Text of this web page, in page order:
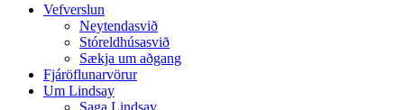
Vefverslun
Neytendasvið
Stóreldhúsasvið
Sækja um aðgang
Fjáröflunarvörur
Um Lindsay
Saga Lindsay